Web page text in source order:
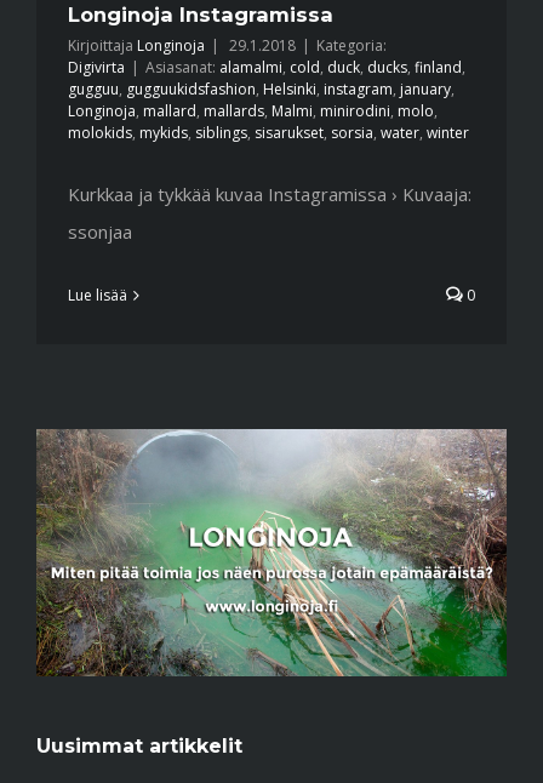
Longinoja Instagramissa
Kirjoittaja Longinoja | 29.1.2018 | Kategoria:
Digivirta | Asiasanat: alamalmi, cold, duck, ducks, finland,
gugguu, gugguukidsfashion, Helsinki, instagram, january,
Longinoja, mallard, mallards, Malmi, minirodini, molo,
molokids, mykids, siblings, sisarukset, sorsia, water, winter
Kurkkaa ja tykkää kuvaa Instagramissa › Kuvaaja:
ssonjaa
Lue lisää 0
Uusimmat artikkelit